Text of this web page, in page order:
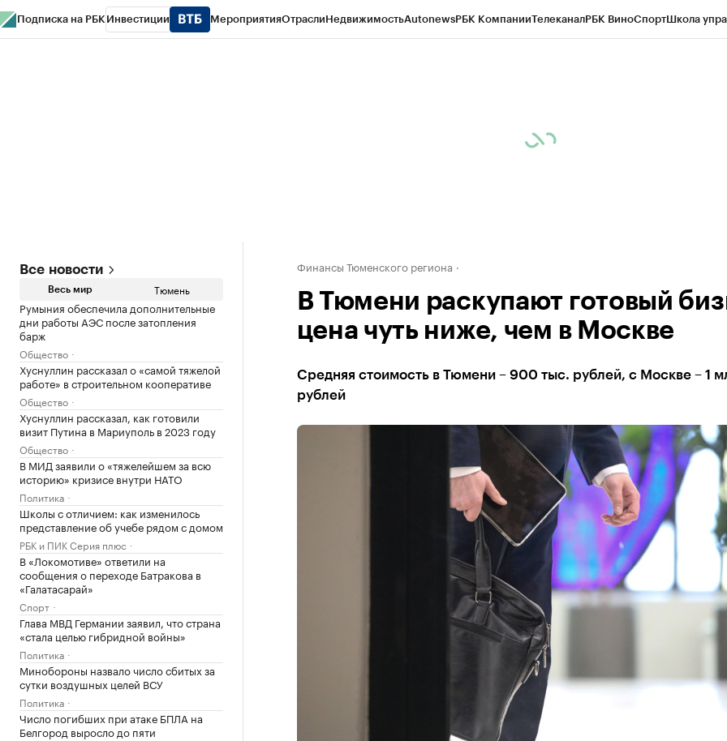
Подписка на РБК Инвестиции МероприятияОтраслиНедвижимостьAutonewsРБК КомпанииТелеканалРБК ВиноСпортШкола
Все новости
Весь мир Тюмень
Румыния обеспечила дополнительные
дни работы АЭС после затопления
барж
Общество
Хуснуллин рассказал о «самой тяжелой
работе» в строительном кооперативе
Общество
Хуснуллин рассказал, как готовили
визит Путина в Мариуполь в 2023 году
Общество
В МИД заявили о «тяжелейшем за всю
историю» кризисе внутри НАТО
Политика
Школы с отличием: как изменилось
представление об учебе рядом с домом
РБК и ПИК Серия плюс
В «Локомотиве» ответили на
сообщения о переходе Батракова в
«Галатасарай»
Спорт
Глава МВД Германии заявил, что страна
«стала целью гибридной войны»
Политика
Минобороны назвало число сбитых за
сутки воздушных целей ВСУ
Политика
Число погибших при атаке БПЛА на
Белгород выросло до пяти
Финансы Тюменского региона
В Тюмени раскупают готовый
цена чуть ниже, чем в Москве
Средняя стоимость в Тюмени – 900 тыс. рублей, с Москве – 1
рублей